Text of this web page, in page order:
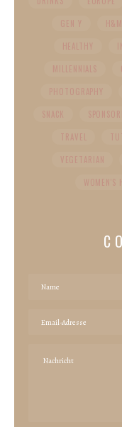
GEN Y
H&M
HEALTHY
MILLENNIALS
PHOTOGRAPHY
SNACK
TRAVEL
VEGETARIAN
WOMEN'S